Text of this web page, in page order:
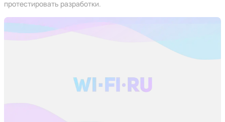
протестировать разработки.